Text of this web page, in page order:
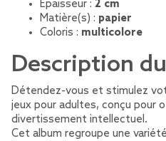
Épaisseur : 2 cm
Matière(s) : papier
Coloris : multicolore
Description
Détendez-vous et stimulez
jeux pour adultes, conçu pour
divertissement intellectuel.
Cet album regroupe une